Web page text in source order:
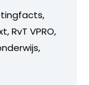
RvT VPRO,